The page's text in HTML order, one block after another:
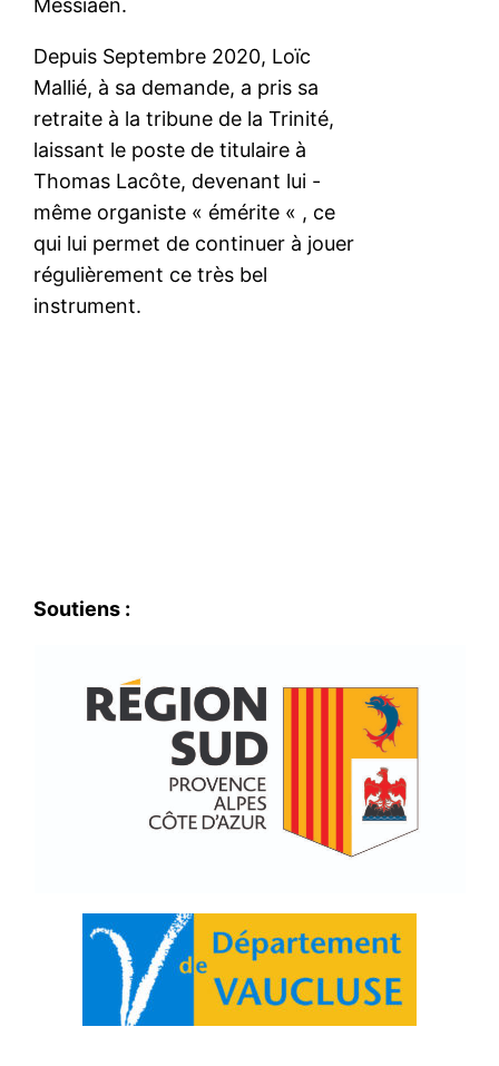
Depuis Septembre 2020, Loïc
Mallié, à sa demande, a pris sa
retraite à la tribune de la Trinité,
laissant le poste de titulaire à
Thomas Lacôte, devenant lui -
même organiste « émérite « , ce
qui lui permet de continuer à jouer
régulièrement ce très bel
instrument.
Soutiens :